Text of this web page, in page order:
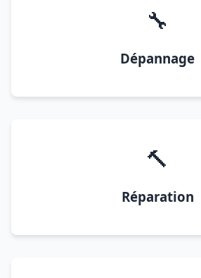
🔧
Dépannage
🔨
Réparation